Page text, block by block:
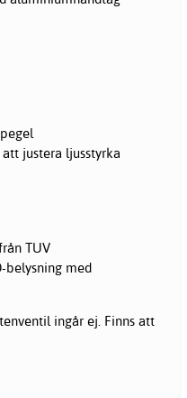
justera ljusstyrka
TUV
belysning med
ingår ej. Finns att